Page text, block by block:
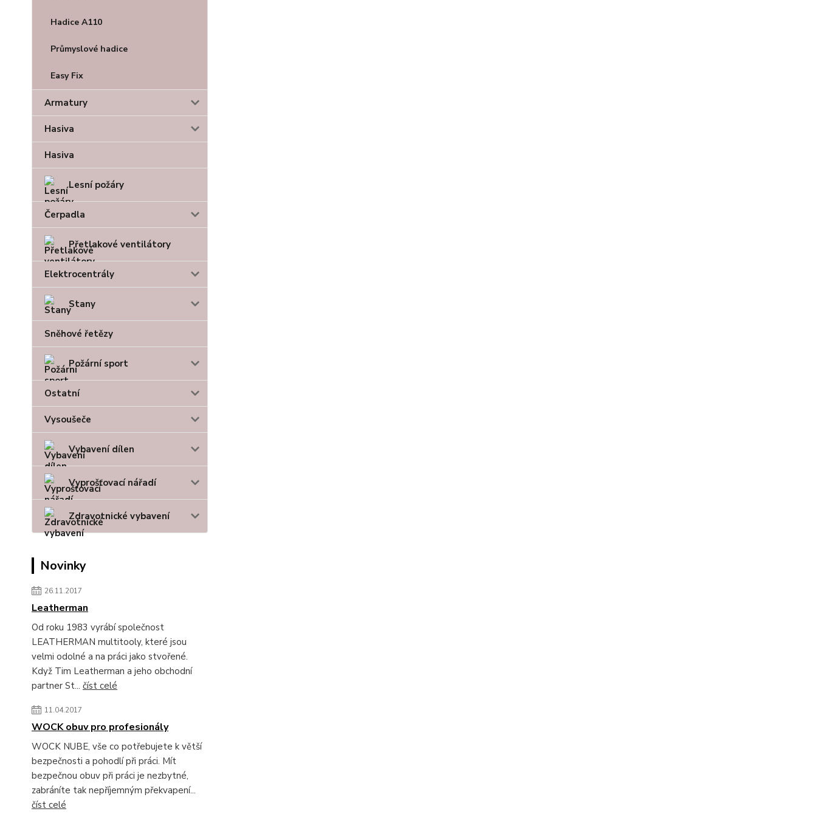
Hadice A110
Průmyslové hadice
Easy Fix
Armatury
Hasiva
Hasiva
Lesní požáry
Čerpadla
Přetlakové ventilátory
Elektrocentrály
Stany
Sněhové řetězy
Požární sport
Ostatní
Vysoušeče
Vybavení dílen
Vyprošťovací nářadí
Zdravotnické vybavení
Novinky
26.11.2017
Leatherman
Od roku 1983 vyrábí společnost
LEATHERMAN multitooly, které jsou
velmi odolné a na práci jako stvořené.
Když Tim Leatherman a jeho obchodní
partner St... číst celé
11.04.2017
WOCK obuv pro profesionály
WOCK NUBE, vše co potřebujete k větší
bezpečnosti a pohodlí při práci. Mít
bezpečnou obuv při práci je nezbytné,
zabráníte tak nepříjemným překvapení...
číst celé